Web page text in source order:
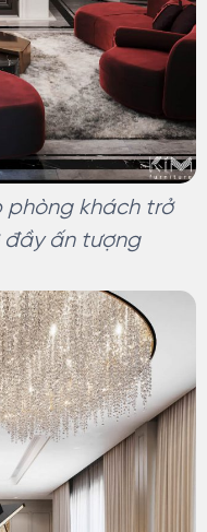
phòng khách trở
đầy ấn tượng